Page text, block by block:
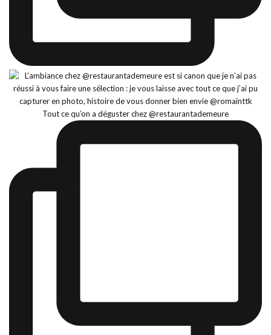
Tout ce qu’on a déguster chez @restaurantademeure